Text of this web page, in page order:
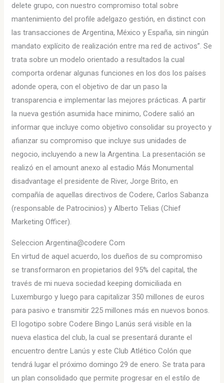
delete grupo, con nuestro compromiso total sobre
mantenimiento del profile adelgazo gestión, en distinct con
las transacciones de Argentina, México y España, sin ningún
mandato explícito de realización entre ma red de activos”. Se
trata sobre un modelo orientado a resultados la cual
comporta ordenar algunas funciones en los dos los países
adonde opera, con el objetivo de dar un paso la
transparencia e implementar las mejores prácticas. A partir
la nueva gestión asumida hace minimo, Codere salió an
informar que incluye como objetivo consolidar su proyecto y
afianzar su compromiso que incluye sus unidades de
negocio, incluyendo a new la Argentina. La presentación se
realizó en el amount anexo al estadio Más Monumental
disadvantage el presidente de River, Jorge Brito, en
compañía de aquellas directivos de Codere, Carlos Sabanza
(responsable de Patrocinios) y Alberto Telias (Chief
Marketing Officer).
Seleccion Argentina@codere Com
En virtud de aquel acuerdo, los dueños de su compromiso
se transformaron en propietarios del 95% del capital, the
través de mi nueva sociedad keeping domiciliada en
Luxemburgo y luego para capitalizar 350 millones de euros
para pasivo e transmitir 225 millones más en nuevos bonos.
El logotipo sobre Codere Bingo Lanús será visible en la
nueva elastica del club, la cual se presentará durante el
encuentro dentre Lanús y este Club Atlético Colón que
tendrá lugar el próximo domingo 29 de enero. Se trata para
un plan consolidado que permite progresar en el estilo de